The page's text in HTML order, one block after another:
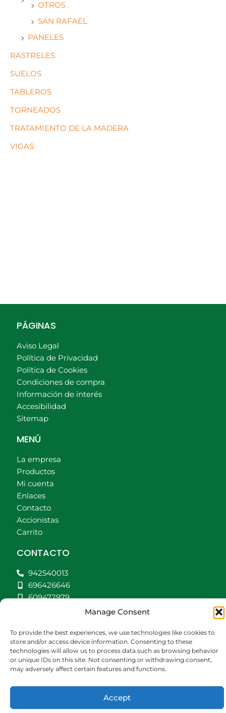
Manage Consent
To provide the best experiences, we use technologies like cookies to
store and/or access device information. Consenting to these
technologies will allow us to process data such as browsing behavior
or unique IDs on this site. Not consenting or withdrawing consent,
may adversely affect certain features and functions.
Accept
OTROS .
SAN RAFAEL
PANELES
RASTRELES
SUELOS
TABLEROS
TORNEADOS
TRATAMIENTO DE LA MADERA
VIGAS
PÁGINAS
Aviso Legal
Política de Privacidad
Política de Cookies
Condiciones de compra
Información de interés
Accesibilidad
Sitemap
MENÚ
La empresa
Productos
Mi cuenta
Enlaces
Contacto
Accionistas
Carrito
CONTACTO
942540013
696426646
609472979
comercial@bediaycabarga.com
De lunes a viernes de 8:30 a 13:00 y de 15:00 a
18:30 hrs.
Webmaster:Nuética Informática